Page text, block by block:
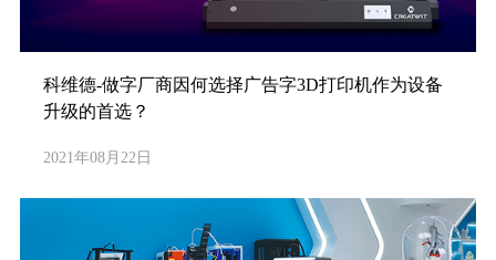
科维德-做字厂商因何选择广告字3D打印机作为设备
升级的首选？
2021年08月22日